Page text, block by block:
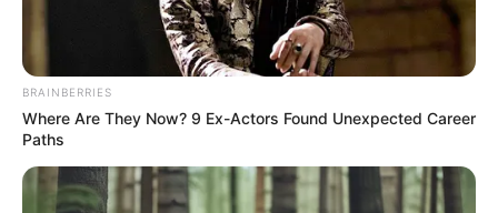
BRAINBERRIES
Where Are They Now? 9 Ex-Actors Found Unexpected Career
Paths